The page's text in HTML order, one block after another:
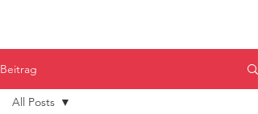
Beitrag
All Posts